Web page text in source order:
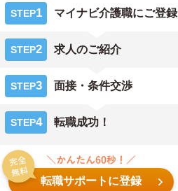
STEP1 マイナビ介護職にご登録
STEP2 求人のご紹介
STEP3 面接・条件交渉
STEP4 転職成功！
転職サポートに登録